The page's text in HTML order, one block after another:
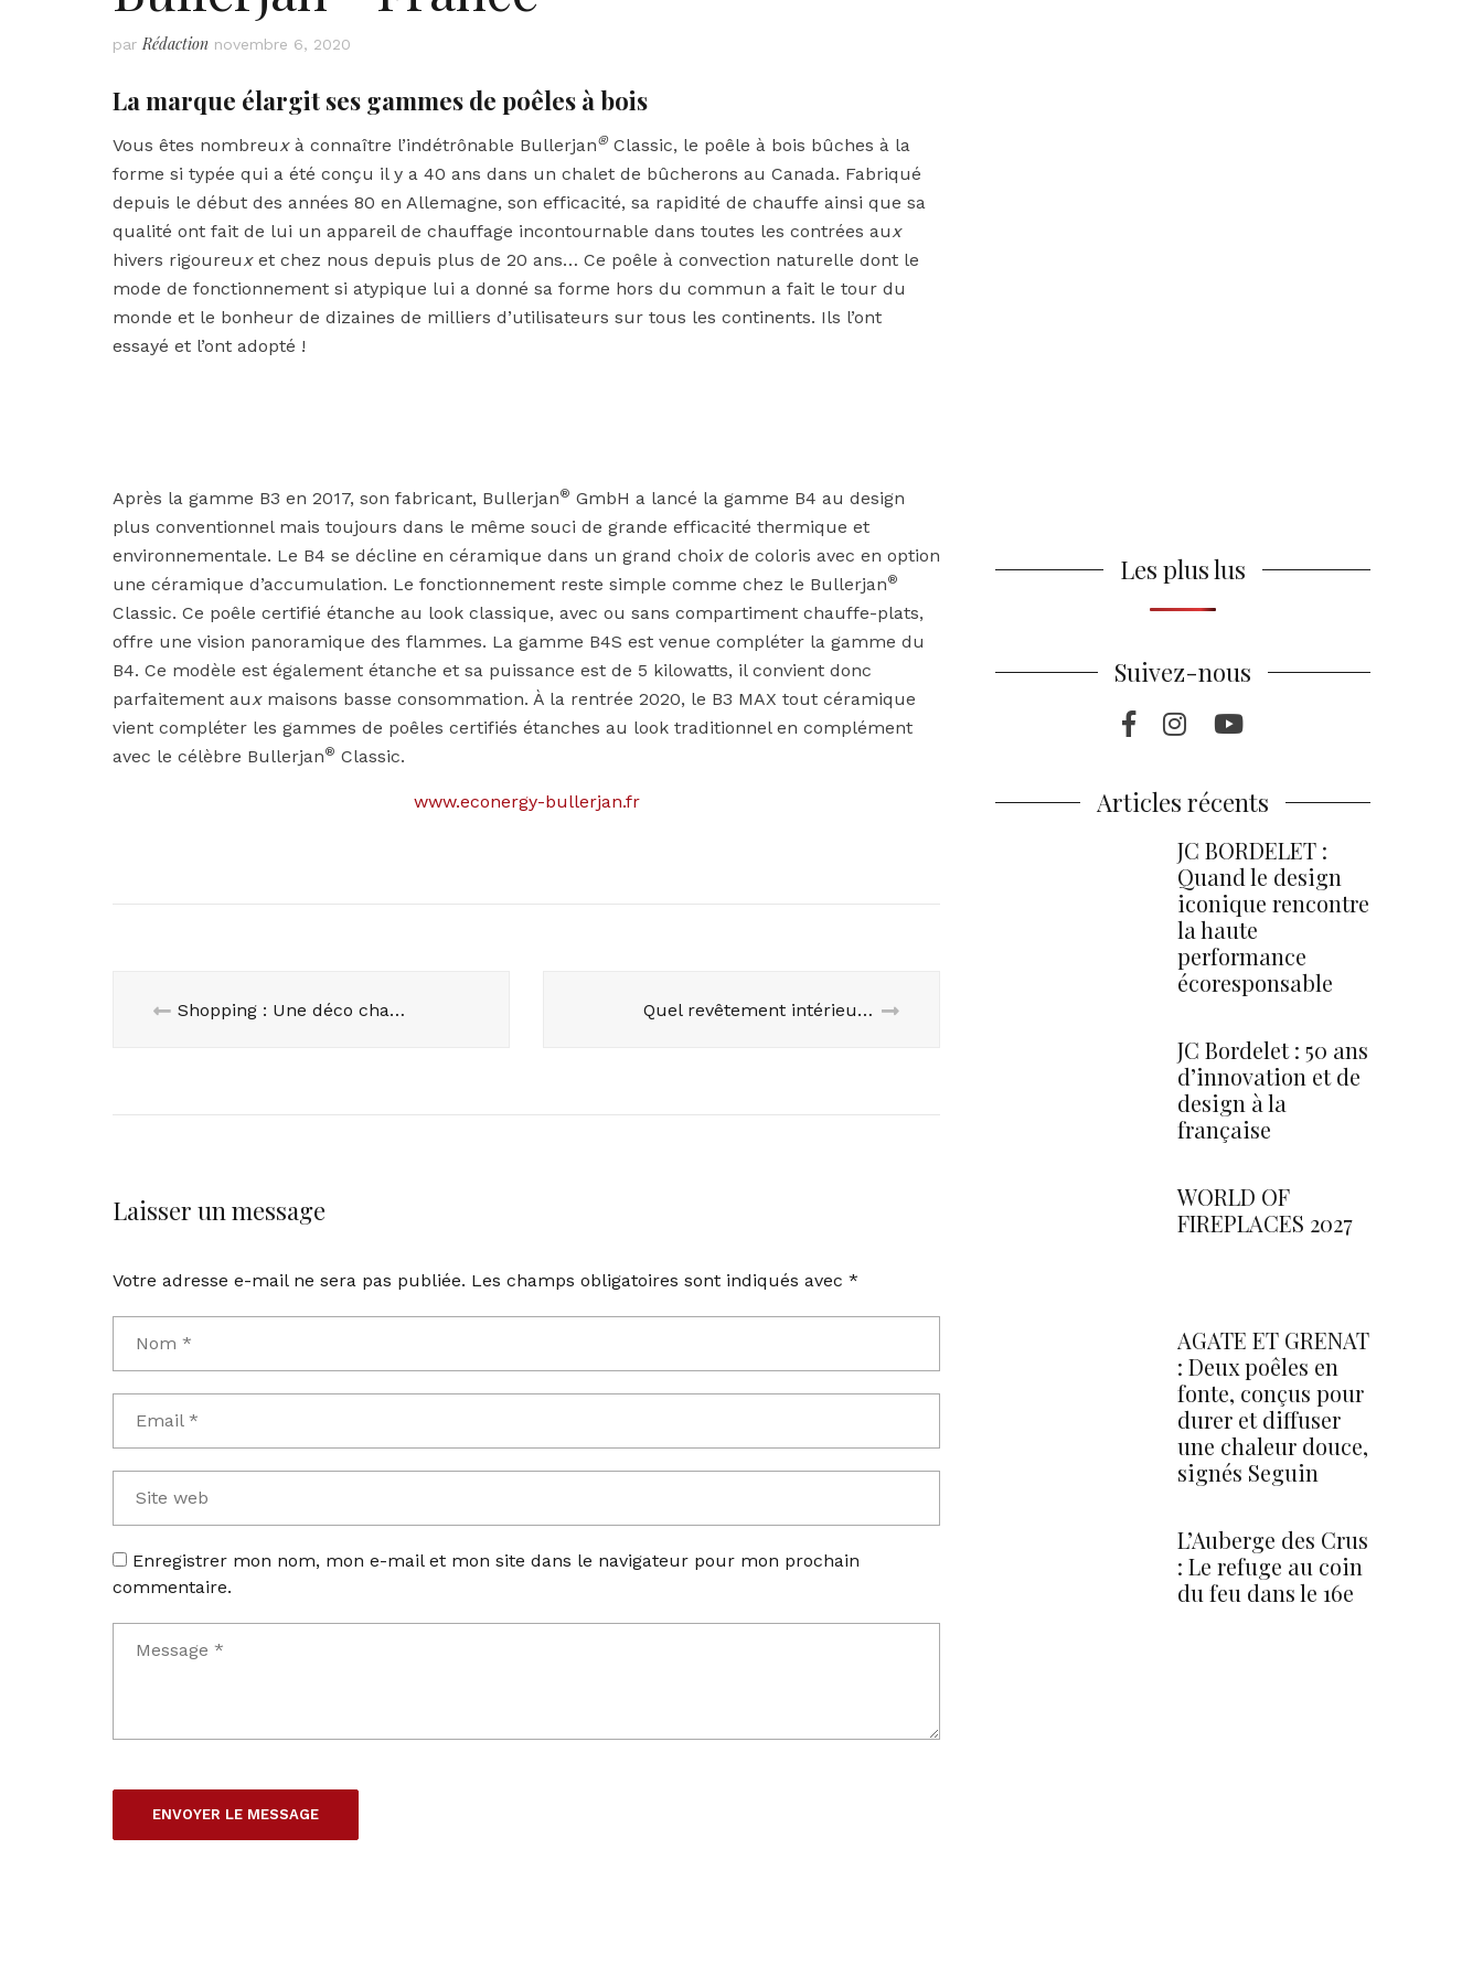
par Rédaction novembre 6, 2020
La marque élargit ses gammes de poêles à bois
Vous êtes nombreuxà connaître l’indétrônable Bullerjan® Classic, le poêle à bois bûches à la
forme si typée qui a été conçu il y a 40 ans dans un chalet de bûcherons au Canada. Fabriqué
depuis le début des années 80 en Allemagne, son efficacité, sa rapidité de chauffe ainsi que sa
qualité ont fait de lui un appareil de chauffage incontournable dans toutes les contrées aux
hivers rigoureuxet chez nous depuis plus de 20 ans… Ce poêle à convection naturelle dont le
mode de fonctionnement si atypique lui a donné sa forme hors du commun a fait le tour du
monde et le bonheur de dizaines de milliers d’utilisateurs sur tous les continents. Ils l’ont
essayé et l’ont adopté !
Après la gamme B3 en 2017, son fabricant, Bullerjan® GmbH a lancé la gamme B4 au design
plus conventionnel mais toujours dans le même souci de grande efficacité thermique et
environnementale. Le B4 se décline en céramique dans un grand choixde coloris avec en option
une céramique d’accumulation. Le fonctionnement reste simple comme chez le Bullerjan®
Classic. Ce poêle certifié étanche au look classique, avec ou sans compartiment chauffe-plats,
offre une vision panoramique des flammes. La gamme B4S est venue compléter la gamme du
B4. Ce modèle est également étanche et sa puissance est de 5 kilowatts, il convient donc
parfaitement auxmaisons basse consommation. À la rentrée 2020, le B3 MAX tout céramique
vient compléter les gammes de poêles certifiés étanches au look traditionnel en complément
avec le célèbre Bullerjan® Classic.
www.econergy-bullerjan.fr
Shopping : Une déco chaleureuse Quel revêtement intérieur pour un poêle ?
Laisser un message
Votre adresse e-mail ne sera pas publiée. Les champs obligatoires sont indiqués avec *
Enregistrer mon nom, mon e-mail et mon site dans le navigateur pour mon prochain
commentaire.
Les plus lus
Suivez-nous
Facebook
Instragram
Youtube
Articles récents
JC BORDELET :
Quand le design
iconique rencontre
la haute
performance
écoresponsable
JC Bordelet : 50 ans
d’innovation et de
design à la
française
WORLD OF
FIREPLACES 2027
AGATE ET GRENAT
: Deux poêles en
fonte, conçus pour
durer et diffuser
une chaleur douce,
signés Seguin
L’Auberge des Crus
: Le refuge au coin
du feu dans le 16e